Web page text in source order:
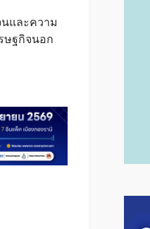
และความ
ษฐกิจนอก